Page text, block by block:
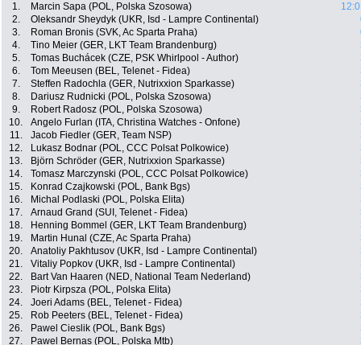
1. Marcin Sapa (POL, Polska Szosowa)
2.
Oleksandr Sheydyk (UKR, Isd - Lampre Continental)
3.
Roman Bronis (SVK, Ac Sparta Praha)
4.
Tino Meier (GER, LKT Team Brandenburg)
5.
Tomas Buchácek (CZE, PSK Whirlpool - Author)
6.
Tom Meeusen (BEL, Telenet - Fidea)
7.
Steffen Radochla (GER, Nutrixxion Sparkasse)
8.
Dariusz Rudnicki (POL, Polska Szosowa)
9.
Robert Radosz (POL, Polska Szosowa)
10.
Angelo Furlan (ITA, Christina Watches - Onfone)
11.
Jacob Fiedler (GER, Team NSP)
12.
Lukasz Bodnar (POL, CCC Polsat Polkowice)
13.
Björn Schröder (GER, Nutrixxion Sparkasse)
14.
Tomasz Marczynski (POL, CCC Polsat Polkowice)
15.
Konrad Czajkowski (POL, Bank Bgs)
16.
Michal Podlaski (POL, Polska Elita)
17.
Arnaud Grand (SUI, Telenet - Fidea)
18.
Henning Bommel (GER, LKT Team Brandenburg)
19.
Martin Hunal (CZE, Ac Sparta Praha)
20.
Anatoliy Pakhtusov (UKR, Isd - Lampre Continental)
21.
Vitaliy Popkov (UKR, Isd - Lampre Continental)
22.
Bart Van Haaren (NED, National Team Nederland)
23.
Piotr Kirpsza (POL, Polska Elita)
24.
Joeri Adams (BEL, Telenet - Fidea)
25.
Rob Peeters (BEL, Telenet - Fidea)
26.
Pawel Cieslik (POL, Bank Bgs)
27.
Pawel Bernas (POL, Polska Mtb)